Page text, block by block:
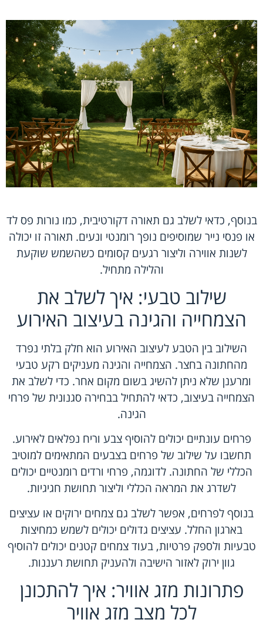
בנוסף, כדאי לשלב גם תאורה דקורטיבית, כמו נורות פס לד
או פנסי נייר שמוסיפים נופך רומנטי ונעים. תאורה זו יכולה
לשנות אווירה וליצור רגעים קסומים כשהשמש שוקעת
והלילה מתחיל.
שילוב טבעי: איך לשלב את
הצמחייה והגינה בעיצוב האירוע
השילוב בין הטבע לעיצוב האירוע הוא חלק בלתי נפרד
מהחתונה בחצר. הצמחייה והגינה מעניקים רקע טבעי
ומרענן שלא ניתן להשיג בשום מקום אחר. כדי לשלב את
הצמחייה בעיצוב, כדאי להתחיל בבחירה סגנונית של פרחי
הגינה.
פרחים עונתיים יכולים להוסיף צבע וריח נפלאים לאירוע.
תחשבו על שילוב של פרחים בצבעים המתאימים למוטיב
הכללי של החתונה. לדוגמה, פרחי ורדים רומנטיים יכולים
לשדרג את המראה הכללי וליצור תחושת חגיגיות.
בנוסף לפרחים, אפשר לשלב גם צמחים ירוקים או עציצים
בארגון החלל. עציצים גדולים יכולים לשמש כמחיצות
טבעיות ולספק פרטיות, בעוד צמחים קטנים יכולים להוסיף
גוון ירוק לאזור הישיבה ולהעניק תחושת רעננות.
פתרונות מזג אוויר: איך להתכונן
לכל מצב מזג אוויר